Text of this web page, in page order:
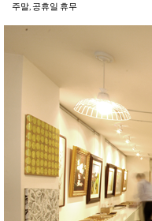
주말, 공휴일 휴무